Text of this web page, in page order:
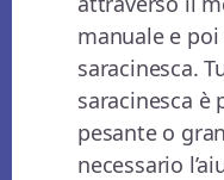
manuale e
saracinesca.
saracinesca è
pesante o
necessario